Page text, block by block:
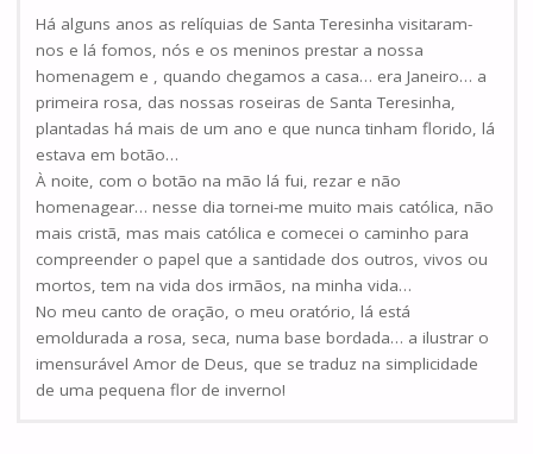
Há alguns anos as relíquias de Santa Teresinha visitaram-
nos e lá fomos, nós e os meninos prestar a nossa
homenagem e , quando chegamos a casa… era Janeiro… a
primeira rosa, das nossas roseiras de Santa Teresinha,
plantadas há mais de um ano e que nunca tinham florido, lá
estava em botão…
À noite, com o botão na mão lá fui, rezar e não
homenagear… nesse dia tornei-me muito mais católica, não
mais cristã, mas mais católica e comecei o caminho para
compreender o papel que a santidade dos outros, vivos ou
mortos, tem na vida dos irmãos, na minha vida…
No meu canto de oração, o meu oratório, lá está
emoldurada a rosa, seca, numa base bordada… a ilustrar o
imensurável Amor de Deus, que se traduz na simplicidade
de uma pequena flor de inverno!